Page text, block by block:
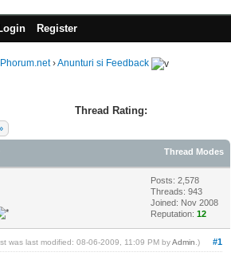
Register
›Anunturi si Feedback
Thread Rating:
Thread Modes
Posts: 2,578
Threads: 943
Joined: Nov 2008
Reputation: 12
#1
was last modified: 08-06-2009, 11:09 PM byAdmin .)